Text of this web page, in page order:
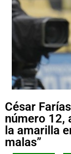
César
número 12,
la amarilla
malas”